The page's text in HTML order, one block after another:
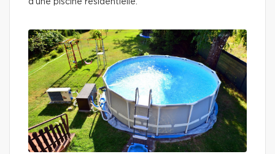
d’une piscine résidentielle.